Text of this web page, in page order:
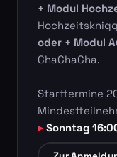
+ Modul
oder + Modul
ChaChaCha.
Starttermine
Sonntag